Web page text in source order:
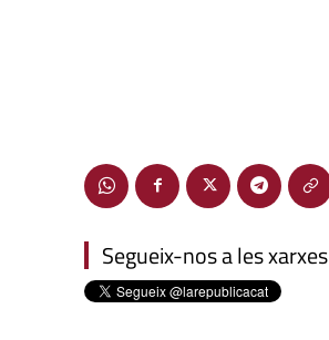
Segueix-nos a les xarxes